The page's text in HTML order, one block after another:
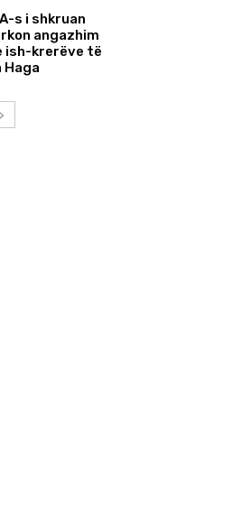
s i shkruan
angazhim
ish-krerëve të
Haga